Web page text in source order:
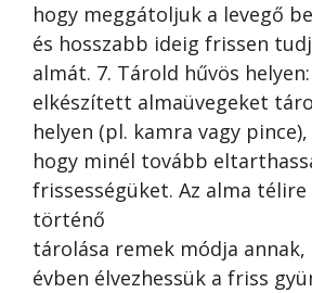
hogy meggátoljuk a levegő
és hosszabb ideig frissen
almát. 7. Tárold hűvös helyen:
elkészített almaüvegeket
helyen (pl. kamra vagy pince),
hogy minél tovább
frissességüket. Az alma télire
történő
tárolása remek módja annak,
évben élvezhessük a friss